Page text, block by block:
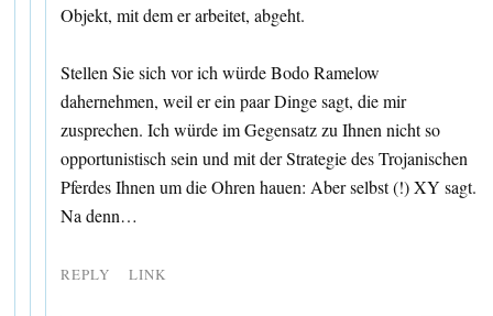
Objekt, mit dem er arbeitet, abgeht.
Stellen Sie sich vor ich würde Bodo Ramelow
dahernehmen, weil er ein paar Dinge sagt, die mir
zusprechen. Ich würde im Gegensatz zu Ihnen nicht so
opportunistisch sein und mit der Strategie des Trojanischen
Pferdes Ihnen um die Ohren hauen: Aber selbst (!) XY sagt.
Na denn…
REPLY LINK